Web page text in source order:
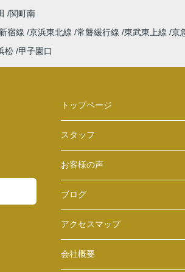
関町南
宿線 京浜東北線 常磐緩行線 東武東上線 京
松 甲子園口
トップページ
スタッフ
お客様の声
ブログ
アクセスマップ
会社概要